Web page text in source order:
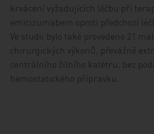
krvácení vyžadujících léčbu při
emicizumabem oproti předchozí
Ve studii bylo také provedeno 21
chirurgických výkonů, převážně
centrálního žilního katétru, bez
hemostatického přípravku.